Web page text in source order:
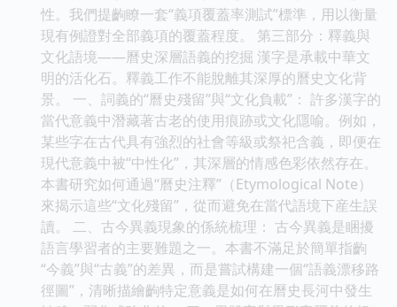
性。我們提齣瞭一套“義項覆蓋率測試”標準，用以衡量
現有例證對全部義項的覆蓋程度。 第三部分：釋義與
文化語境——曆史深層語義的挖掘 漢字是承載中華文
明的活化石。釋義工作不能脫離其深厚的曆史文化背
景。 一、詞義的“曆史殘留”與“文化負載”： 許多漢字的
當代意義中潛藏著古老的使用痕跡或文化隱喻。例如，
某些字在古代具有強烈的社會等級或祭祀含義，即便在
現代意義中被“中性化”，其深層的情感色彩依然存在。
本書研究如何通過“曆史注釋”（Etymological Note）
來揭示這些“文化殘留”，從而避免在當代語境下産生誤
讀。 二、古今異義現象的係統梳理： 古今異義是睏擾
語言學習者的主要難題之一。本書不滿足於簡單指齣
“今義”與“古義”的差異，而是嘗試構建一個“語義漂移路
徑圖”，清晰描繪齣特定意義是如何在曆史長河中發生